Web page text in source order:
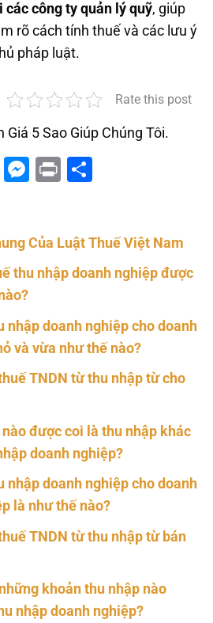
công ty quản lý quỹ, giúp
rõ cách tính thuế và các lưu ý
pháp luật.
Rate this post
Giá 5 Sao Giúp Chúng Tôi.
Facebook
Messenger
Print
Của Luật Thuế Việt Nam
thu nhập doanh nghiệp được
nhập doanh nghiệp cho doanh
và vừa như thế nào?
TNDN từ thu nhập từ cho
được coi là thu nhập khác
doanh nghiệp?
nhập doanh nghiệp cho doanh
là như thế nào?
TNDN từ thu nhập từ bán
khoản thu nhập nào
nhập doanh nghiệp?